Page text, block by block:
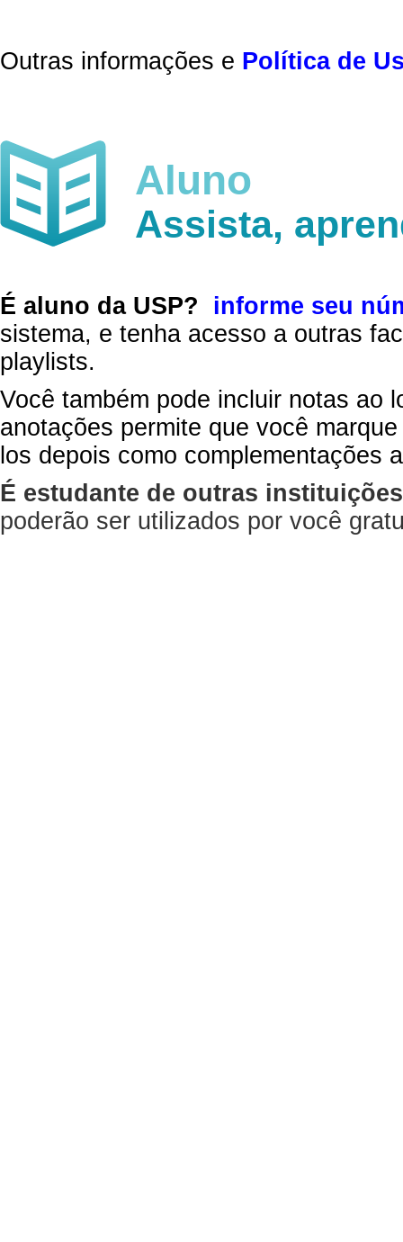
Outras informações e Política de
Aluno
Assista,
É aluno da USP?
informe seu
sistema, e tenha acesso a outras
playlists.
Você também pode incluir notas ao
anotações permite que você
los depois como complementações
É estudante de outras
poderão ser utilizados por você